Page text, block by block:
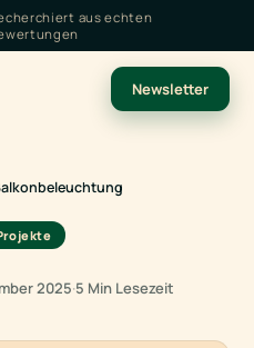
aus echten
Newsletter
2025·5 Min Lesezeit